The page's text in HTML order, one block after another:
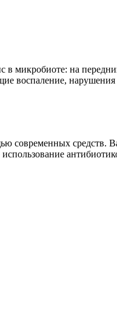
в микробиоте: на
воспаление, нарушения
современных средств.